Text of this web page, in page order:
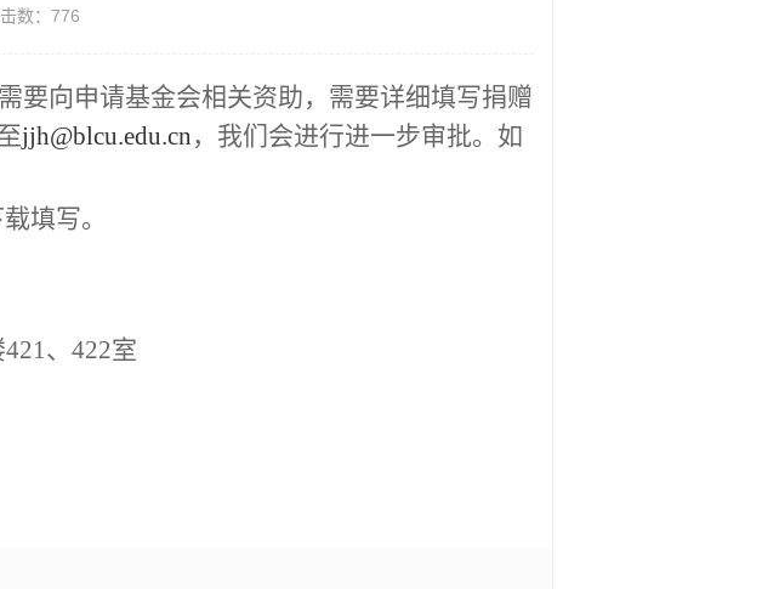
数： 776
要向申请基金会相关资助，需要详细填写捐赠
jjh@blcu.edu.cn，我们会进行进一步审批。如
填写。
、422室